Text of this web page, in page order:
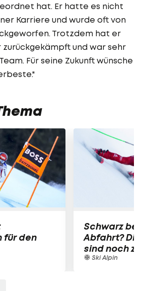
hat. Er hatte es nicht
Karriere und wurde oft von
Trotzdem hat er
und war sehr
Für seine Zukunft wünsche
für den
Schwarz
Abfahrt?
sind noch
Ski Alpin